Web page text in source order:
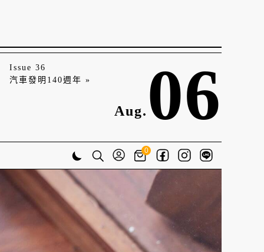
Issue 36
汽車發明140週年 »
Aug. 06
0